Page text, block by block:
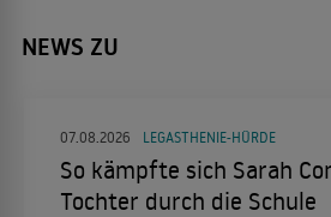
NEWS ZU
07.08.2026 LEGASTHENIE-HÜRDE
So kämpfte sich Sarah
Tochter durch die Schule